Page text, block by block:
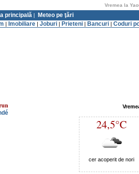
Vremea la
principală |
Meteo pe ţări
| Imobiliare | Joburi | Prieteni | Bancuri | Coduri
24,5°C
cer acoperit de nori